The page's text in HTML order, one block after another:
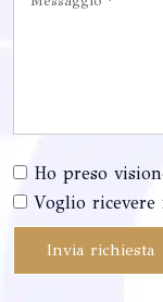
Ho preso
Voglio ricevere
Invia richiesta